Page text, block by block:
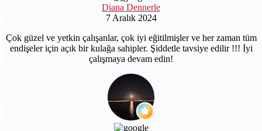
Diana Dennerle
7 Aralık 2024
Çok güzel ve yetkin çalışanlar, çok iyi eğitilmişler ve her zaman tüm
endişeler için açık bir kulağa sahipler. Şiddetle tavsiye edilir !!! İyi
çalışmaya devam edin!